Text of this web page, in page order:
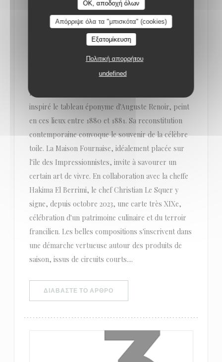
OK, αποδοχή όλων
Απόρριψε όλα τα "μπισκότα" (cookies)
Εξατομίκευση
Πολιτική απορρήτου
undefined
Musée d'Orsay jusqu'au 19 juillet 2026, la Maison
Fournaise à Chatou propose un menu "Déjeuner
des canotiers". Imaginé par le chef triplement étoilé
palace George V, il constitue une expérience
délicieuse au charme intemporel. Le cadre de
l'ancienne auberge guinguette, en bord de Seine, a
inspiré le tableau éponyme d'Auguste Renoir, peint
en ces lieux entre 1880 et 1881. Sa reconstitution
contemporaine convoque le souvenir de la célèbre
toile. La Maison Fournaise, idéalement placée sur
l'île des Impressionnistes, invite à savourer un
certain art de vivre. En collaboration avec la cheffe
Hakima El Berrimi, le chef Christian Le Squer y
signe, depuis octobre 2023, une carte très XIXe,
célébration d'un patrimoine culinaire et du terroir
francilien. Les belles compositions s'inscrivent dans
une démarche vertueuse autour des produits de
saison, issus de circuits courts....
ΔΙΑΒΆΣΤΕ ΤΟ ΆΡΘΡΟ